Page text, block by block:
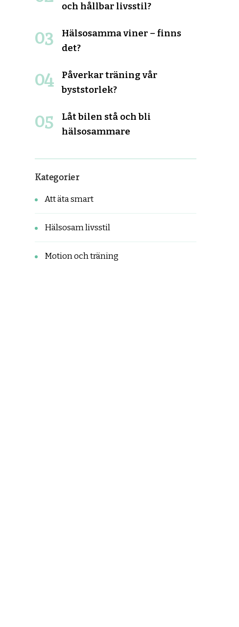
och hållbar livsstil?
Hälsosamma viner – finns
det?
Påverkar träning vår
byststorlek?
Låt bilen stå och bli
hälsosammare
Kategorier
Att äta smart
Hälsosam livsstil
Motion och träning